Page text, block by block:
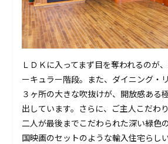
ＬＤＫに入ってまず目を奪われるのが
ーキュラー階段。また、ダイニング・
３ヶ所の大きな吹抜けが、開放感ある
出しています。さらに、ご主人こだわ
二人が最後までこだわられた深い緑色
国映画のセットのような輸入住宅らし